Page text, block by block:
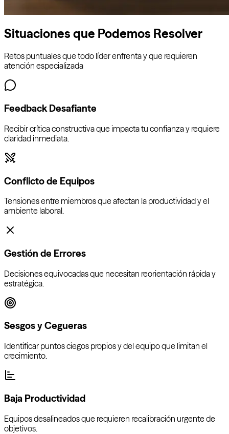
Situaciones que Podemos Resolver
Retos puntuales que todo líder enfrenta y que requieren
atención especializada
Feedback Desafiante
Recibir crítica constructiva que impacta tu confianza y requiere
claridad inmediata.
Conflicto de Equipos
Tensiones entre miembros que afectan la productividad y el
ambiente laboral.
Gestión de Errores
Decisiones equivocadas que necesitan reorientación rápida y
estratégica.
Sesgos y Cegueras
Identificar puntos ciegos propios y del equipo que limitan el
crecimiento.
Baja Productividad
Equipos desalineados que requieren recalibración urgente de
objetivos.